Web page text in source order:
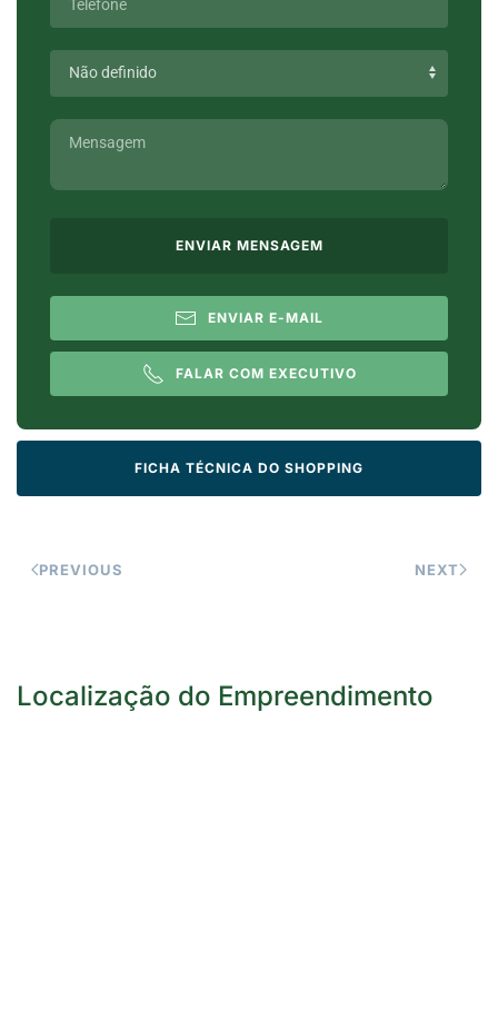
ENVIAR MENSAGEM
ENVIAR E-MAIL
FALAR COM EXECUTIVO
FICHA TÉCNICA DO SHOPPING
PREVIOUS NEXT
Localização do Empreendimento